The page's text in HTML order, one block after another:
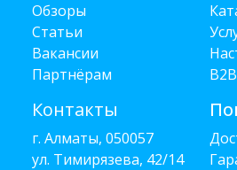
Обзоры
Статьи
Вакансии
Партнёрам
Контакты
г. Алматы, 050057
ул. Тимирязева, 42/14